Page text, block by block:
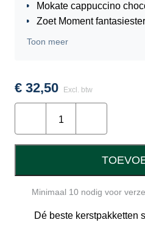
Mokate cappuccino
Zoet Moment
Hamlet thins dark 100
Pepermunt 75 gram
Doos 49x23x16,5 cm
Sligro
Voordeelvouchers
Toon meer
€ 32,50 Excl. btw
Pad
Minimaal 10 nodig voor
Dé beste kerstpakketten